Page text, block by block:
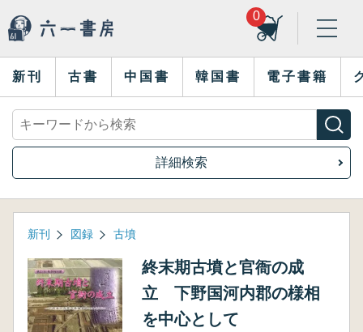
0
新刊 古書 中国書 韓国書 電子書籍
詳細検索
新刊 図録 古墳
終末期古墳と官衙の成
立 下野国河内郡の様相
を中心として